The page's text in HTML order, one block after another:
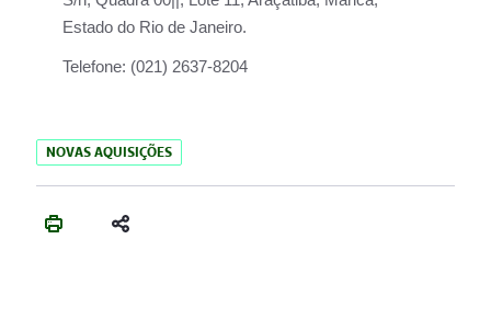
Estado do Rio de Janeiro.
Telefone: (021) 2637-8204
NOVAS AQUISIÇÕES